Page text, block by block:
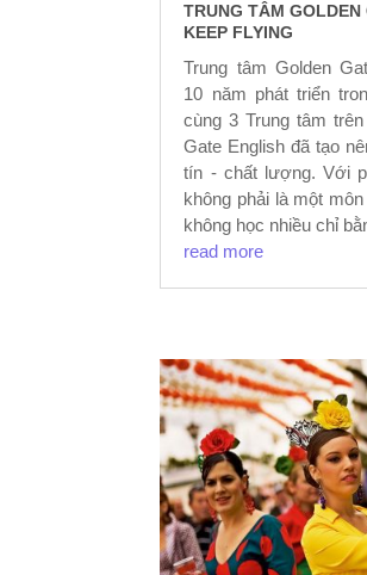
TRUNG TÂM GOLDEN
KEEP FLYING
Trung tâm Golden
10 năm phát triển
cùng 3 Trung tâm
Gate English đã tạo
tín - chất lượng. Với
không phải là một
không học nhiều chỉ
read more